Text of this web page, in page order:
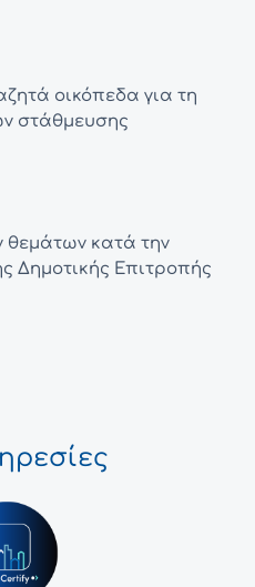
οικόπεδα για τη
στάθμευσης
θεμάτων κατά την
Δημοτικής Επιτροπής